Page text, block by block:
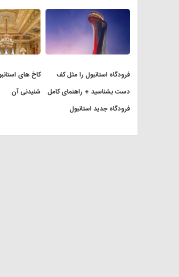
فرودگاه استانبول را مثل کف
دست بشناسید + راهنمای کامل
فرودگاه جدید استانبول
کاخ های
شنیدنی آن